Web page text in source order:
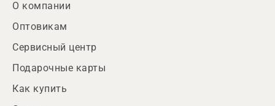
О компании
Оптовикам
Сервисный центр
Подарочные карты
Как купить